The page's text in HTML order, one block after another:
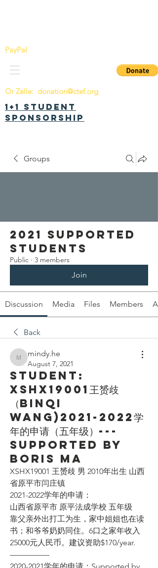
PayPal
Or Zelle: donation@ctef.org
1+1 Student
Sponsorship
Groups
2021 Supported
Students
Public · 3 members
Join
Discussion Media Files Members
Back
mindy.he
mindy.he
August 7, 2021
Student:
XSHX19001王赟歧
（Binqi
Wang)2021-2022学
年的申请（五年级）---
Supported by
Boris Ma
XSHX19001 王赟歧 男 2010年出生 山西
省原平市闫庄镇
2021-2022学年的申请：
山西省原平市 原平法成学校 五年级
靠父亲外出打工为生，家中姐姐也在读
书；和爷爷奶奶同住。6口之家年收入
25000元人民币。建议资助$170/year.
—————